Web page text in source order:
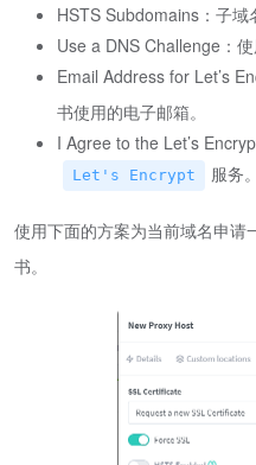
HSTS Subdomains：子域
Use a DNS Challenge：使
Email Address for Let’s
书使用的电子邮箱。
I Agree to the Let’s
Let's Encrypt 服务。
使用下面的方案为当前域名申请
书。